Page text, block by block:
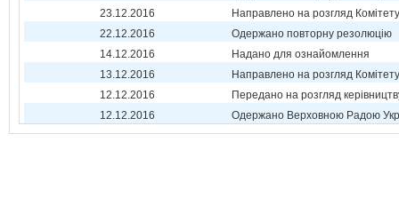
23.12.2016
Направлено на розгляд Комітету
22.12.2016
Одержано повторну резолюцію
14.12.2016
Надано для ознайомлення
13.12.2016
Направлено на розгляд Комітету
12.12.2016
Передано на розгляд
12.12.2016
Одержано Верховною Радою